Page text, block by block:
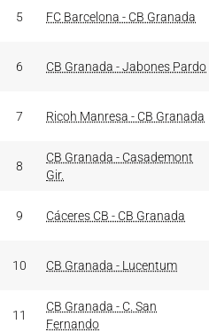
5 FC Barcelona - CB Granada
6 CB Granada - Jabones Pardo
7 Ricoh Manresa - CB Granada
8
CB Granada - Casademont
Gir.
9 Cáceres CB - CB Granada
10 CB Granada - Lucentum
11
CB Granada - C. San
Fernando